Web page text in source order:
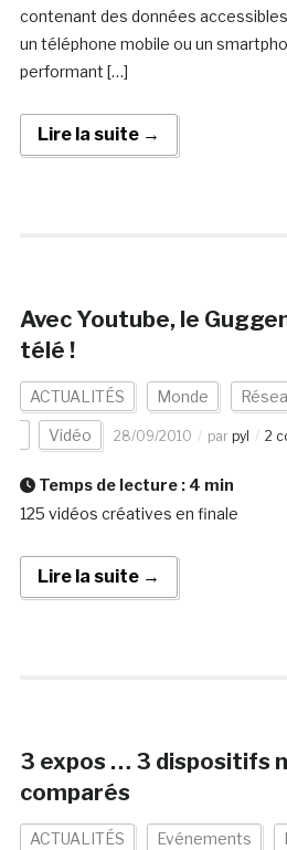
contenant des données
un téléphone mobile ou un
performant […]
Lire la suite →
Avec Youtube, le
télé !
ACTUALITÉS Monde
Vidéo 28/09/2010 par pyl 2
Temps de lecture : 4 min
125 vidéos créatives en finale
Lire la suite →
3 expos … 3 dispositifs
comparés
ACTUALITÉS Evénements